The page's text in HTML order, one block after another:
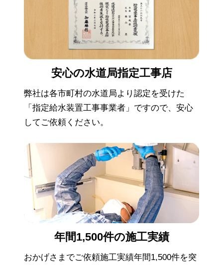
安心の水道局指定工事店
弊社は各市町村の水道局より認定を受けた
「指定給水装置工事事業者」ですので、安心
してご依頼ください。
年間1,500件の施工実績
おかげさまでご依頼施工実績年間1,500件を突